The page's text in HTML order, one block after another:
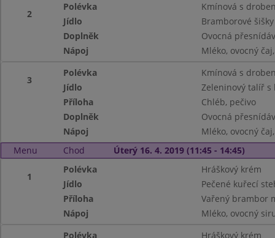
2
Polévka
Kmínová s
Jídlo
Bramborové
Doplněk
Ovocná
Nápoj
Mléko, ovocný
3
Polévka
Kmínová s
Jídlo
Zeleninový talíř s
Příloha
Chléb, pečivo
Doplněk
Ovocná
Nápoj
Mléko, ovocný
Menu
Chod Úterý 16. 4. 2019 (11:45 - 14:45)
1
Polévka
Hráškový krém
Jídlo
Pečené kuřecí
Příloha
Vařený brambor
Nápoj
Mléko, ovocný
Polévka
Hráškový krém